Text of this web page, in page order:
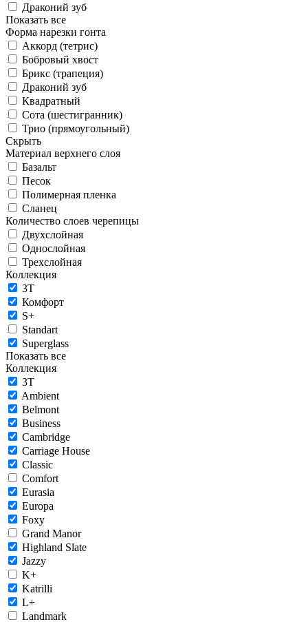
Драконий зуб
Показать все
Форма нарезки гонта
Аккорд (тетрис)
Бобровый хвост
Брикс (трапеция)
Драконий зуб
Квадратный
Сота (шестигранник)
Трио (прямоугольный)
Скрыть
Материал верхнего слоя
Базальт
Песок
Полимерная пленка
Сланец
Количество слоев черепицы
Двухслойная
Однослойная
Трехслойная
Коллекция
3T
Комфорт
S+
Standart
Superglass
Показать все
Коллекция
3T
Ambient
Belmont
Business
Cambridge
Carriage House
Classic
Comfort
Eurasia
Europa
Foxy
Grand Manor
Highland Slate
Jazzy
K+
Katrilli
L+
Landmark